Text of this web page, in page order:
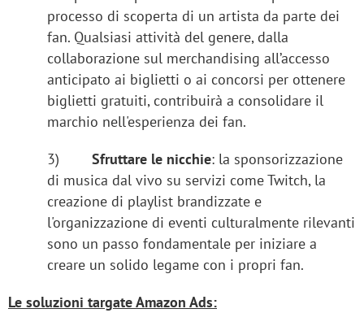
processo di scoperta di un artista da parte dei
fan. Qualsiasi attività del genere, dalla
collaborazione sul merchandising all’accesso
anticipato ai biglietti o ai concorsi per ottenere
biglietti gratuiti, contribuirà a consolidare il
marchio nell'esperienza dei fan.
3) Sfruttare le nicchie: la sponsorizzazione
di musica dal vivo su servizi come Twitch, la
creazione di playlist brandizzate e
l'organizzazione di eventi culturalmente rilevanti
sono un passo fondamentale per iniziare a
creare un solido legame con i propri fan.
Le soluzioni targate Amazon Ads: